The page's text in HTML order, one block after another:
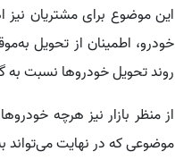
این موضوع برای مشتریان
خودرو، اطمینان از تحویل
روند تحویل خودروها نسبت
از منظر بازار نیز هرچه
موضوعی که در نهایت می‌تواند